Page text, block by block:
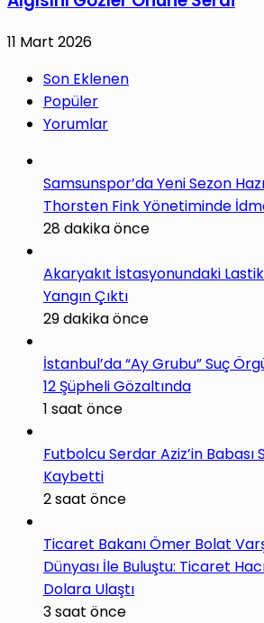
11 Mart 2026
Son Eklenen
Popüler
Yorumlar
Samsunspor’da Yeni Sezon
Thorsten Fink Yönetiminde
28 dakika önce
Akaryakıt İstasyonundaki
Yangın Çıktı
29 dakika önce
İstanbul’da “Ay Grubu” Suç
12 Şüpheli Gözaltında
1 saat önce
Futbolcu Serdar Aziz’in Babası
Kaybetti
2 saat önce
Ticaret Bakanı Ömer Bolat
Dünyası İle Buluştu: Ticaret
Dolara Ulaştı
3 saat önce